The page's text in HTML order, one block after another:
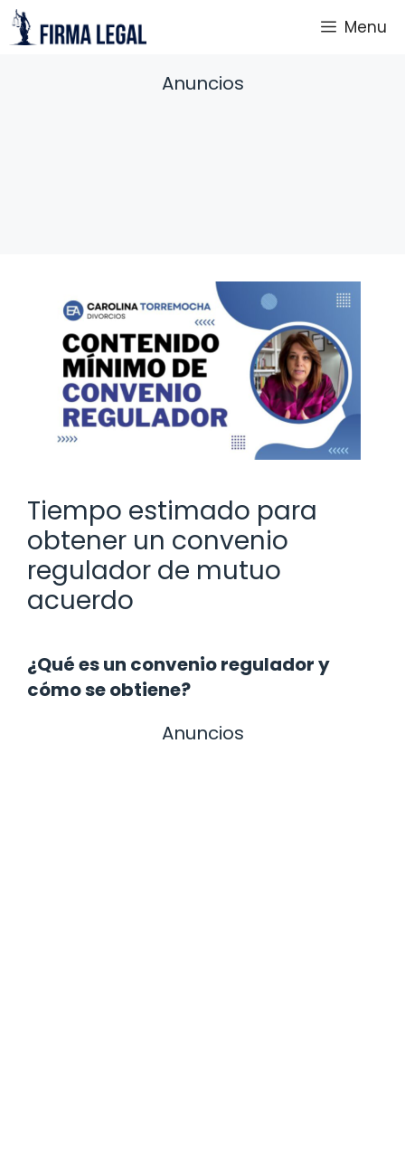
Saltar
al
Menu
Anuncios
Tiempo estimado para
obtener un convenio
regulador de mutuo
acuerdo
¿Qué es un convenio regulador y
cómo se obtiene?
Anuncios